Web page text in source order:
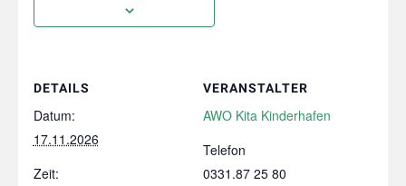
DETAILS
Datum:
17.11.2026
Zeit:
VERANSTALTER
AWO Kita Kinderhafen
Telefon
0331.87 25 80